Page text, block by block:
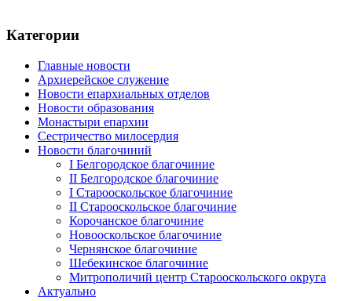
Категории
Главные новости
Архиерейское служение
Новости епархиальных отделов
Новости образования
Монастыри епархии
Сестричество милосердия
Новости благочиний
I Белгородское благочиние
II Белгородское благочиние
I Старооскольское благочиние
II Старооскольское благочиние
Корочанское благочиние
Новооскольское благочиние
Чернянское благочиние
Шебекинское благочиние
Митрополичий центр Старооскольского округа
Актуально